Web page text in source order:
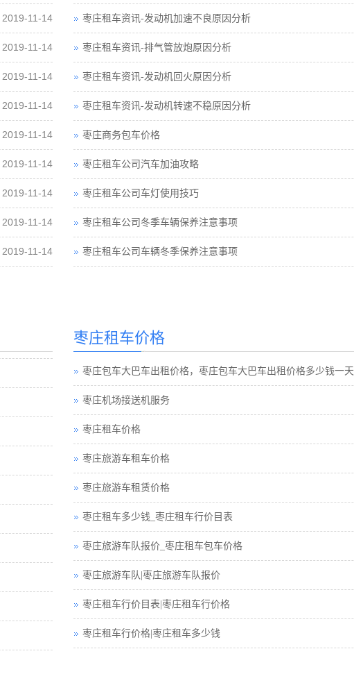
2019-11-14
2019-11-14
2019-11-14
2019-11-14
2019-11-14
2019-11-14
2019-11-14
2019-11-14
2019-11-14
枣庄租车资讯-发动机加速不良原因分析
枣庄租车资讯-排气管放炮原因分析
枣庄租车资讯-发动机回火原因分析
枣庄租车资讯-发动机转速不稳原因分析
枣庄商务包车价格
枣庄租车公司汽车加油攻略
枣庄租车公司车灯使用技巧
枣庄租车公司冬季车辆保养注意事项
枣庄租车公司车辆冬季保养注意事项
枣庄租车价格
枣庄包车大巴车出租价格，枣庄包车大巴车出租价格多少钱一天
枣庄机场接送机服务
枣庄租车价格
枣庄旅游车租车价格
枣庄旅游车租赁价格
枣庄租车多少钱_枣庄租车行价目表
枣庄旅游车队报价_枣庄租车包车价格
枣庄旅游车队|枣庄旅游车队报价
枣庄租车行价目表|枣庄租车行价格
枣庄租车行价格|枣庄租车多少钱